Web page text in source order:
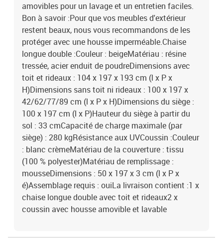
amovibles pour un lavage et un entretien faciles.
Bon à savoir :Pour que vos meubles d'extérieur
restent beaux, nous vous recommandons de les
protéger avec une housse imperméable.Chaise
longue double :Couleur : beigeMatériau : résine
tressée, acier enduit de poudreDimensions avec
toit et rideaux : 104 x 197 x 193 cm (l x P x
H)Dimensions sans toit ni rideaux : 100 x 197 x
42/62/77/89 cm (l x P x H)Dimensions du siège :
100 x 197 cm (l x P)Hauteur du siège à partir du
sol : 33 cmCapacité de charge maximale (par
siège) : 280 kgRésistance aux UVCoussin :Couleur
: blanc crèmeMatériau de la couverture : tissu
(100 % polyester)Matériau de remplissage :
mousseDimensions : 50 x 197 x 3 cm (l x P x
é)Assemblage requis : ouiLa livraison contient :1 x
chaise longue double avec toit et rideaux2 x
coussin avec housse amovible et lavable